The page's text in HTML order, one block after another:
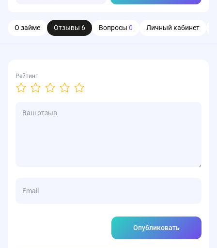
О займе Отзывы 6 Вопросы 0 Личный кабинет